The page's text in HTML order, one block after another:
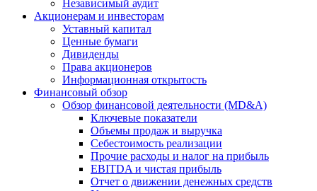
Независимый аудит
Акционерам и инвесторам
Уставный капитал
Ценные бумаги
Дивиденды
Права акционеров
Информационная открытость
Финансовый обзор
Обзор финансовой деятельности (MD&A)
Ключевые показатели
Объемы продаж и выручка
Себестоимость реализации
Прочие расходы и налог на прибыль
EBITDA и чистая прибыль
Отчет о движении денежных средств